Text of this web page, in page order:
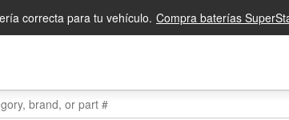
correcta para tu vehículo. Compra baterías